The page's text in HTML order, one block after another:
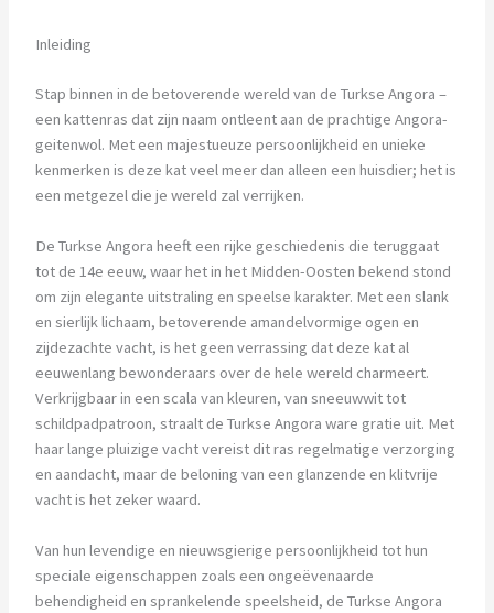
Inleiding
Stap binnen in de betoverende wereld van de Turkse Angora –
een kattenras dat zijn naam ontleent aan de prachtige Angora-
geitenwol. Met een majestueuze persoonlijkheid en unieke
kenmerken is deze kat veel meer dan alleen een huisdier; het is
een metgezel die je wereld zal verrijken.
De Turkse Angora heeft een rijke geschiedenis die teruggaat
tot de 14e eeuw, waar het in het Midden-Oosten bekend stond
om zijn elegante uitstraling en speelse karakter. Met een slank
en sierlijk lichaam, betoverende amandelvormige ogen en
zijdezachte vacht, is het geen verrassing dat deze kat al
eeuwenlang bewonderaars over de hele wereld charmeert.
Verkrijgbaar in een scala van kleuren, van sneeuwwit tot
schildpadpatroon, straalt de Turkse Angora ware gratie uit. Met
haar lange pluizige vacht vereist dit ras regelmatige verzorging
en aandacht, maar de beloning van een glanzende en klitvrije
vacht is het zeker waard.
Van hun levendige en nieuwsgierige persoonlijkheid tot hun
speciale eigenschappen zoals een ongeëvenaarde
behendigheid en sprankelende speelsheid, de Turkse Angora